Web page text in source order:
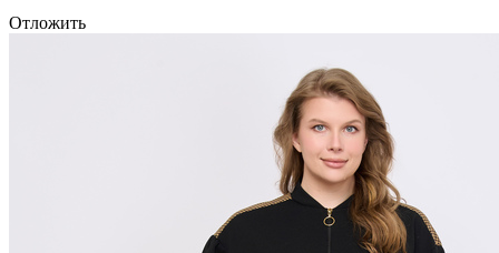
Отложить